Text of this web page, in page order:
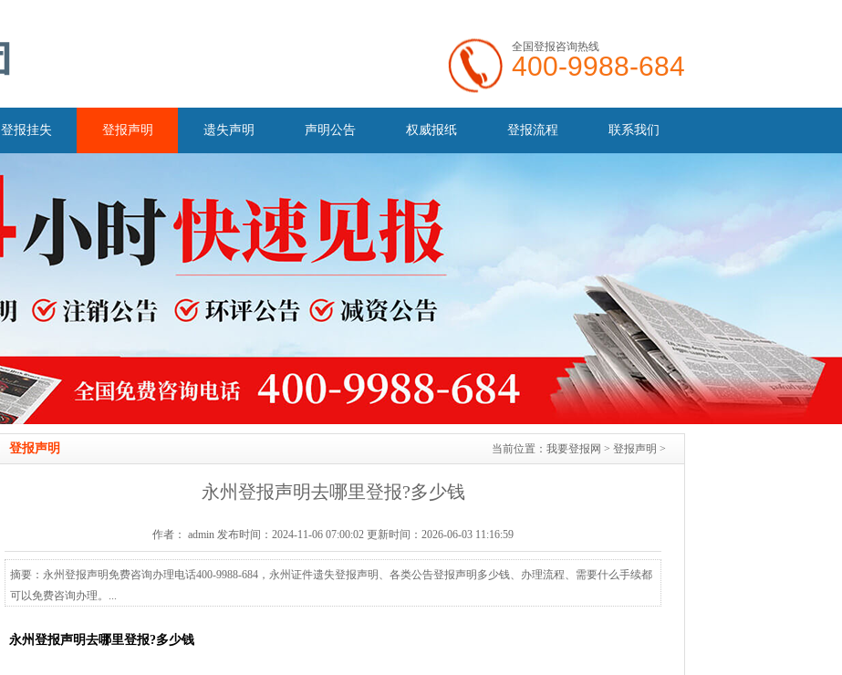
全国登报咨询热线
400-9988-684
登报挂失 登报声明 遗失声明 声明公告 权威报纸 登报流程 联系我们
登报声明 当前位置： 我要登报网 > 登报声明 >
永州登报声明去哪里登报?多少钱
作者： admin 发布时间：2024-11-06 07:00:02 更新时间：2026-06-03 11:16:59
摘要：永州登报声明免费咨询办理电话400-9988-684，永州证件遗失登报声明、各类公告登报声明多少钱、办理流程、需要什么手续都
可以免费咨询办理。...
永州登报声明去哪里登报?多少钱